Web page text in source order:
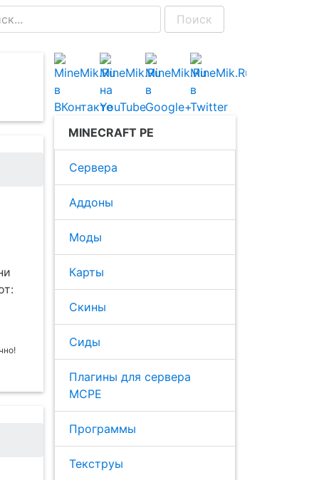
Поиск
MINECRAFT PE
Сервера
Аддоны
Моды
Карты
Скины
Сиды
Плагины для сервера
MCPE
Программы
Текструы